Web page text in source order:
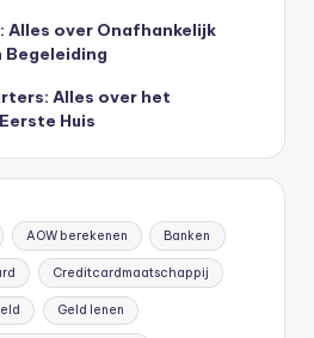
Alles over Onafhankelijk
Begeleiding
Alles over het
Huis
AOW berekenen Banken
Creditcardmaatschappij
Geld lenen